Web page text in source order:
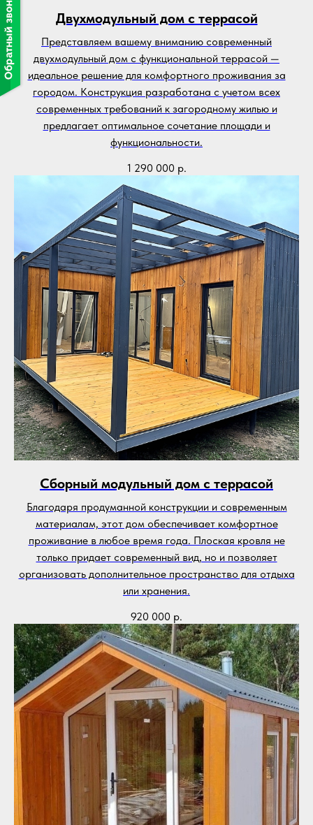
Двухмодульный дом с террасой
Представляем вашему вниманию современный
двухмодульный дом с функциональной террасой —
идеальное решение для комфортного проживания за
городом. Конструкция разработана с учетом всех
современных требований к загородному жилью и
предлагает оптимальное сочетание площади и
функциональности.
1 290 000 р.
Сборный модульный дом с террасой
Благодаря продуманной конструкции и современным
материалам, этот дом обеспечивает комфортное
проживание в любое время года. Плоская кровля не
только придает современный вид, но и позволяет
организовать дополнительное пространство для отдыха
или хранения.
920 000 р.